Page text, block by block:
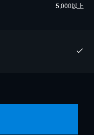
5,000以上